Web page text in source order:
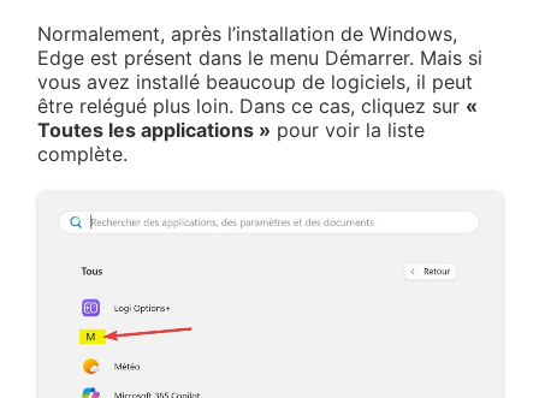
Normalement, après l’installation de Windows,
Edge est présent dans le menu Démarrer. Mais si
vous avez installé beaucoup de logiciels, il peut
être relégué plus loin. Dans ce cas, cliquez sur «
Toutes les applications » pour voir la liste
complète.